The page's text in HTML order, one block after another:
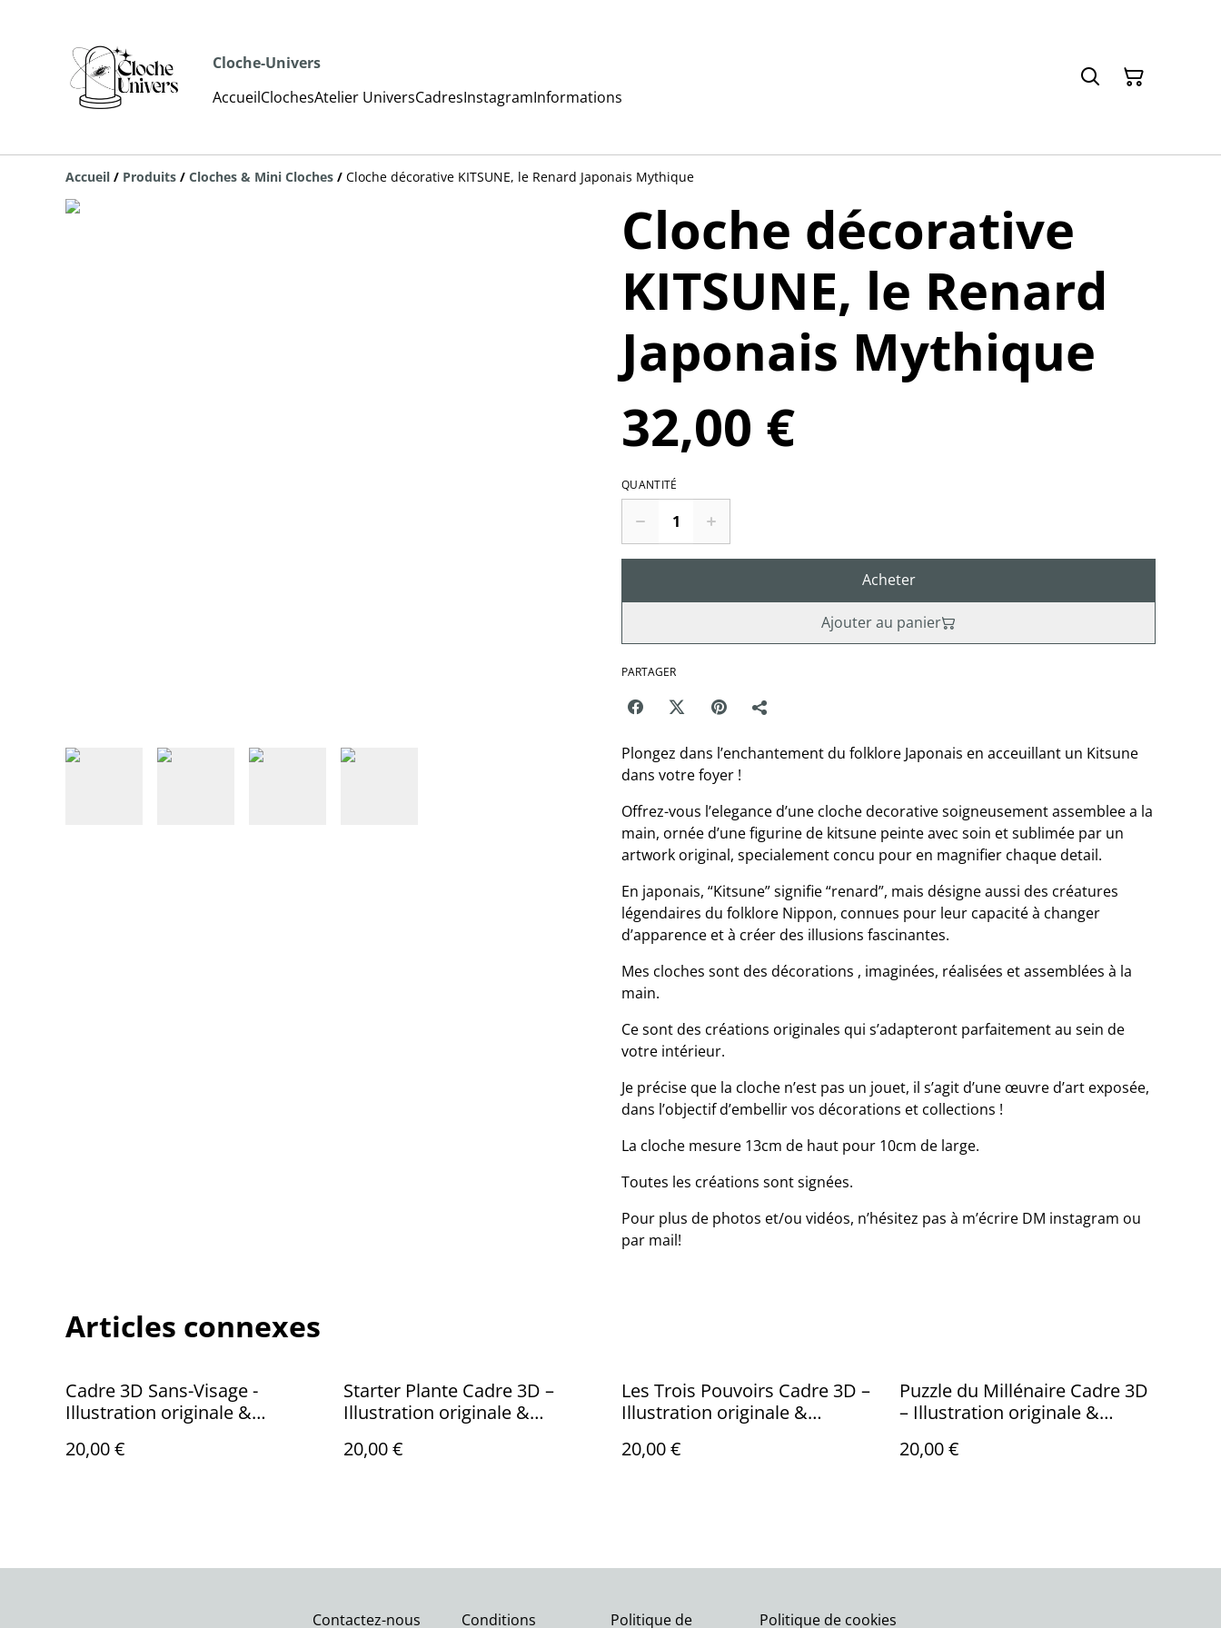
Cloche-Univers
AccueilClochesAtelier UniversCadresInstagramInformations
Accueil / Produits / Cloches & Mini Cloches / Cloche décorative KITSUNE, le Renard Japonais Mythique
Cloche décorative
KITSUNE, le Renard
Japonais Mythique
32,00 €
QUANTITÉ
Acheter
Ajouter au panier
PARTAGER
Plongez dans l’enchantement du folklore Japonais en acceuillant un Kitsune
dans votre foyer !
Offrez-vous l’elegance d’une cloche decorative soigneusement assemblee a la
main, ornée d’une figurine de kitsune peinte avec soin et sublimée par un
artwork original, specialement concu pour en magnifier chaque detail.
En japonais, “Kitsune” signifie “renard”, mais désigne aussi des créatures
légendaires du folklore Nippon, connues pour leur capacité à changer
d’apparence et à créer des illusions fascinantes.
Mes cloches sont des décorations , imaginées, réalisées et assemblées à la
main.
Ce sont des créations originales qui s’adapteront parfaitement au sein de
votre intérieur.
Je précise que la cloche n’est pas un jouet, il s’agit d’une œuvre d’art exposée,
dans l’objectif d’embellir vos décorations et collections !
La cloche mesure 13cm de haut pour 10cm de large.
Toutes les créations sont signées.
Pour plus de photos et/ou vidéos, n’hésitez pas à m’écrire DM instagram ou
par mail!
Articles connexes
Cadre 3D Sans-Visage -
Illustration originale &
main
20,00 €
Starter Plante Cadre 3D –
Illustration originale &
20,00 €
Les Trois Pouvoirs Cadre 3D –
Illustration originale &
20,00 €
Puzzle du Millénaire Cadre 3D
– Illustration originale &
20,00 €
Contactez-nous Conditions
Politique de
Politique de cookies